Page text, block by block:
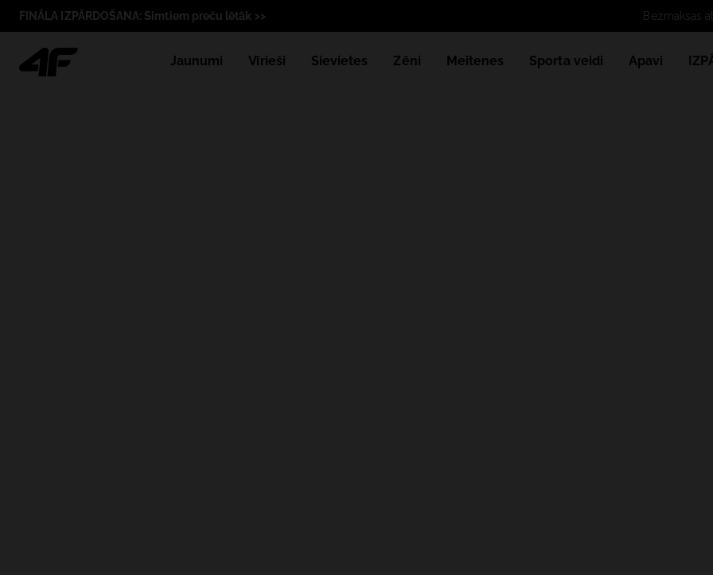
FINĀLA IZPĀRDOŠANA: Simtiem preču lētāk >>
Jaunumi Vīrieši Sievietes Zēni Meitenes Sporta veidi Apavi